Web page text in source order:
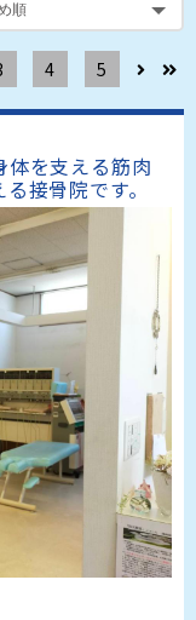
4 5
体を支える筋肉
接骨院です。